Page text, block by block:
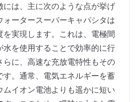
には、主に次のような点が挙げ
ォータースーパーキャパシタは
実現します。これは、電極間
水を使用することで効率的に行
らに、高速な充放電特性もその
す。通常、電気エネルギーを蓄
ムイオン電池よりも遥かに短い